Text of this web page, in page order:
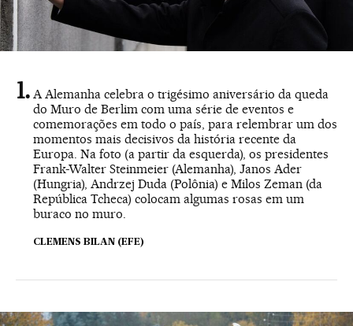
A Alemanha celebra o trigésimo aniversário da queda
do Muro de Berlim com uma série de eventos e
comemorações em todo o país, para relembrar um dos
momentos mais decisivos da história recente da
Europa. Na foto (a partir da esquerda), os presidentes
Frank-Walter Steinmeier (Alemanha), Janos Ader
(Hungria), Andrzej Duda (Polônia) e Milos Zeman (da
República Tcheca) colocam algumas rosas em um
buraco no muro.
CLEMENS BILAN (EFE)